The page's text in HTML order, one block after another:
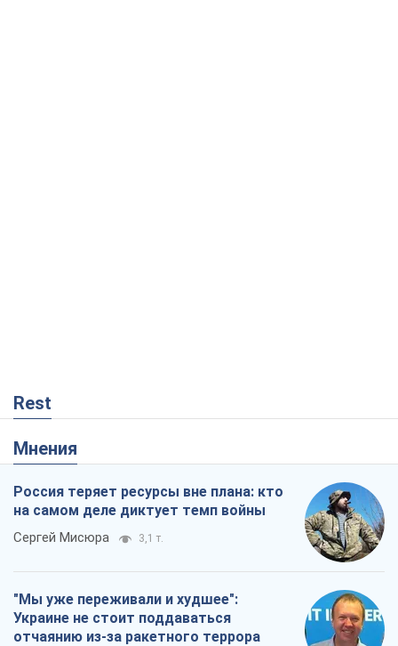
Rest
Мнения
Россия теряет ресурсы вне плана: кто
на самом деле диктует темп войны
Сергей Мисюра 3,1 т.
"Мы уже переживали и худшее":
Украине не стоит поддаваться
отчаянию из-за ракетного террора